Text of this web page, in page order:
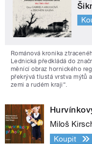
Románová kronika
Lednická předkládá do
měnící obraz hornického
překrývá tlustá vrstva mýtů
zemi a rudém kraji“.
Miloš
Koupit